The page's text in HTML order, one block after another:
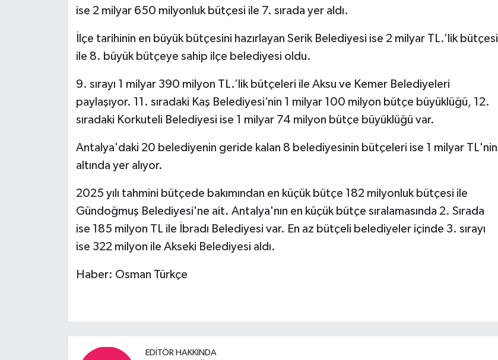
ise 2 milyar 650 milyonluk bütçesi ile 7. sırada yer aldı.
İlçe tarihinin en büyük bütçesini hazırlayan Serik Belediyesi ise 2 milyar TL.’lik bütçesi
ile 8. büyük bütçeye sahip ilçe belediyesi oldu.
9. sırayı 1 milyar 390 milyon TL.’lik bütçeleri ile Aksu ve Kemer Belediyeleri
paylaşıyor. 11. sıradaki Kaş Belediyesi’nin 1 milyar 100 milyon bütçe büyüklüğü, 12.
sıradaki Korkuteli Belediyesi ise 1 milyar 74 milyon bütçe büyüklüğü var.
Antalya'daki 20 belediyenin geride kalan 8 belediyesinin bütçeleri ise 1 milyar TL'nin
altında yer alıyor.
2025 yılı tahmini bütçede bakımından en küçük bütçe 182 milyonluk bütçesi ile
Gündoğmuş Belediyesi'ne ait. Antalya'nın en küçük bütçe sıralamasında 2. Sırada
ise 185 milyon TL ile İbradı Belediyesi var. En az bütçeli belediyeler içinde 3. sırayı
ise 322 milyon ile Akseki Belediyesi aldı.
Haber: Osman Türkçe
EDITÖR HAKKINDA